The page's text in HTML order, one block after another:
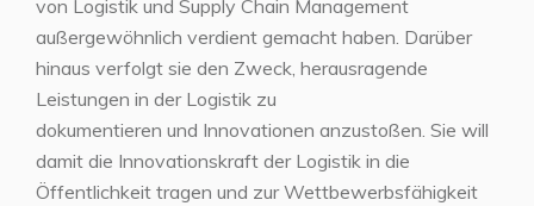
von Logistik und Supply Chain Management
außergewöhnlich verdient gemacht haben. Darüber
hinaus verfolgt sie den Zweck, herausragende
Leistungen in der Logistik zu
dokumentieren und Innovationen anzustoßen. Sie will
damit die Innovationskraft der Logistik in die
Öffentlichkeit tragen und zur Wettbewerbsfähigkeit